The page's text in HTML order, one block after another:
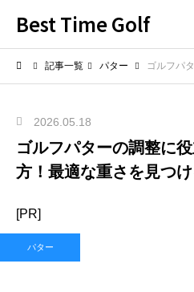
Best Time Golf
記事一覧 パター ゴルフパターの調
2026.05.18
ゴルフパターの調整に
方！最適な重さを見つ
[PR]
パター